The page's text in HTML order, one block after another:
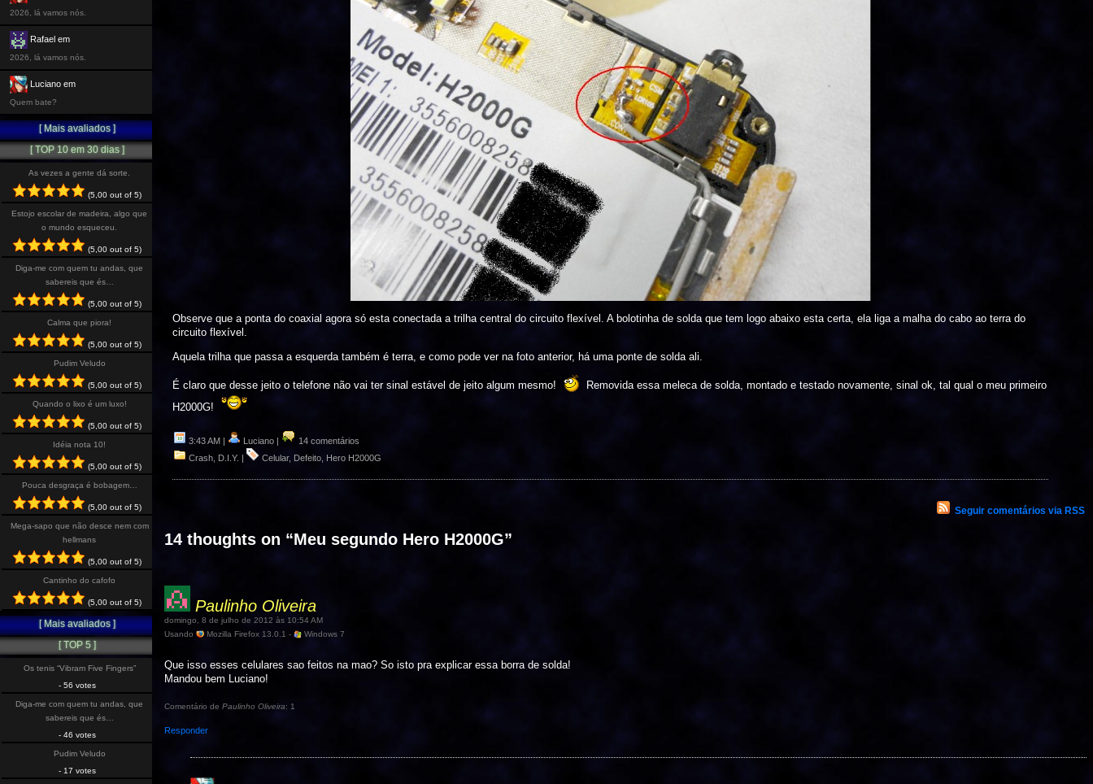
Observe que a ponta do coaxial agora só esta conectada a trilha central do circuito flexível. A bolotinha de solda que tem logo abaixo esta certa, ela liga a malha do cabo ao terra do
circuito flexível.
Aquela trilha que passa a esquerda também é terra, e como pode ver na foto anterior, há uma ponte de solda ali.
É claro que desse jeito o telefone não vai ter sinal estável de jeito algum mesmo!
Removida essa meleca de solda, montado e testado novamente, sinal ok, tal qual o meu primeiro
H2000G!
3:43 AM | Luciano |
14 comentários
Crash D.I.Y. | Celular, Defeito Hero H2000G
Seguir comentários via RSS
14 thoughts on “Meu segundo Hero H2000G”
Paulinho Oliveira
domingo, 8 de julho de 2012 às 10:54 AM
Usando
Mozilla Firefox 13.0.1 - Windows 7
Que isso esses celulares sao feitos na mao? So isto pra explicar essa borra de solda!
Mandou bem Luciano!
Comentário dePaulinho Oliveira: 1
Responder
2026, lá vamos nós.
Rafael em
2026, lá vamos nós.
Luciano em
Quem bate?
[ Mais avaliados ]
[ TOP 10 em 30 dias ]
As vezes a gente dá sorte.
(5,00 out of 5)
Estojo escolar de madeira, algo que
o mundo esqueceu.
(5,00 out of 5)
Diga-me com quem tu andas, que
sabereis que és…
(5,00 out of 5)
Calma que piora!
(5,00 out of 5)
Pudim Veludo
(5,00 out of 5)
Quando o lixo é um luxo!
(5,00 out of 5)
Idéia nota 10!
(5,00 out of 5)
Pouca desgraça é bobagem…
(5,00 out of 5)
Mega-sapo que não desce nem com
hellmans
(5,00 out of 5)
Cantinho do cafofo
(5,00 out of 5)
[ Mais avaliados ]
[ TOP 5 ]
Os tenis “Vibram Five Fingers”
- 56 votes
Diga-me com quem tu andas, que
sabereis que és…
- 46 votes
Pudim Veludo
- 17 votes